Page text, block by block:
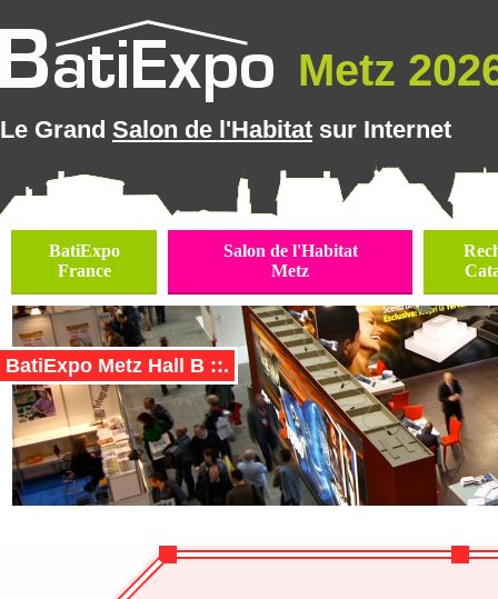
Metz
Le Grand Salon de l'Habitat sur Internet
BatiExpo
France
Salon de l'Habitat
Metz
BatiExpo Metz Hall B ::.